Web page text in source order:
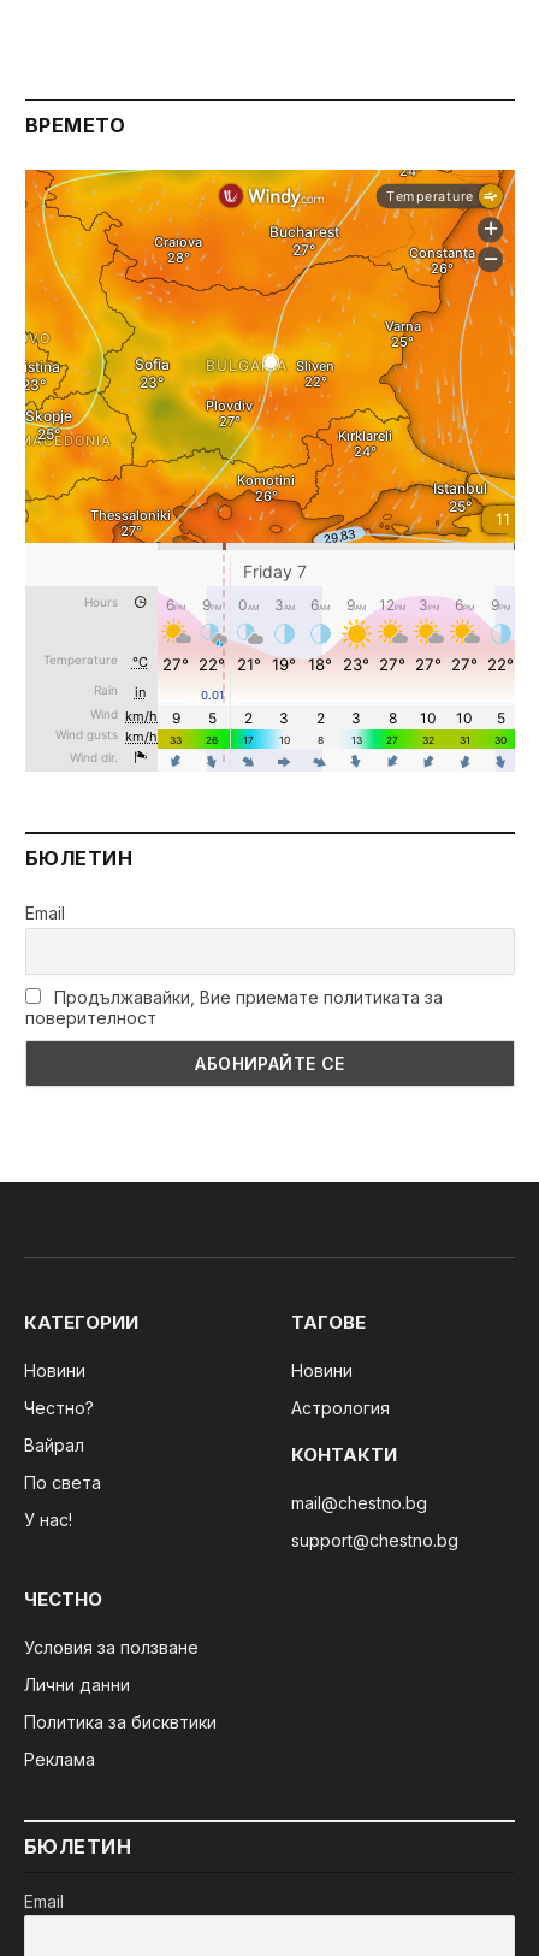
ВРЕМЕТО
БЮЛЕТИН
Email
Продължавайки, Вие приемате политиката за
поверителност
КАТЕГОРИИ
Новини
Честно?
Вайрал
По света
У нас!
ТАГОВЕ
Новини
Астрология
КОНТАКТИ
mail@chestno.bg
support@chestno.bg
ЧЕСТНО
Условия за ползване
Лични данни
Политика за бисквтики
Реклама
БЮЛЕТИН
Email